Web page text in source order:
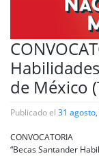
de México
Publicado el 31 agosto,
CONVOCATORIA
“Becas Santander